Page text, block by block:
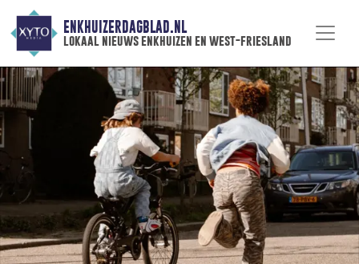
ENKHUIZERDAGBLAD.NL
lokaal nieuws enkhuizen en west-friesland